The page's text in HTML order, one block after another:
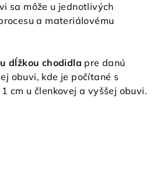
sa môže u jednotlivých
a materiálovému
dĺžkou chodidla pre danú
obuvi, kde je počítané s
cm u členkovej a vyššej obuvi.